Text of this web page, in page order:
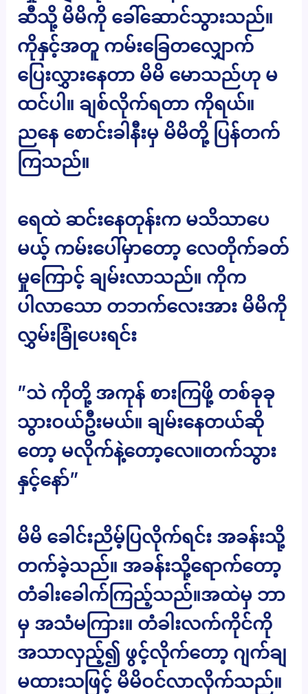
ဆီသို့ မိမိကို ခေါ်ဆောင်သွားသည်။
ကိုနှင့်အတူ ကမ်းခြေတလျှောက်
ပြေးလွှားနေတာ မိမိ မောသည်ဟု မ
ထင်ပါ။ ချစ်လိုက်ရတာ ကိုရယ်။
ညနေ စောင်းခါနီးမှ မိမိတို့ ပြန်တက်
ကြသည်။
ရေထဲ ဆင်းနေတုန်းက မသိသာပေ
မယ့် ကမ်းပေါ်မှာတော့ လေတိုက်ခတ်
မှုကြောင့် ချမ်းလာသည်။ ကိုက
ပါလာသော တဘက်လေးအား မိမိကို
လွှမ်းခြုံပေးရင်း
”သဲ ကိုတို့ အကုန် စားကြဖို့ တစ်ခုခု
သွားဝယ်ဦးမယ်။ ချမ်းနေတယ်ဆို
တော့ မလိုက်နဲ့တော့လေ။တက်သွား
နှင့်နော်”
မိမိ ခေါင်းညိမ့်ပြလိုက်ရင်း အခန်းသို့
တက်ခဲ့သည်။ အခန်းသို့ရောက်တော့
တံခါးခေါက်ကြည့်သည်။အထဲမှ ဘာ
မှ အသံမကြား။ တံခါးလက်ကိုင်ကို
အသာလှည့်၍ ဖွင့်လိုက်တော့ ဂျက်ချ
မထားသဖြင့် မိမိဝင်လာလိုက်သည်။